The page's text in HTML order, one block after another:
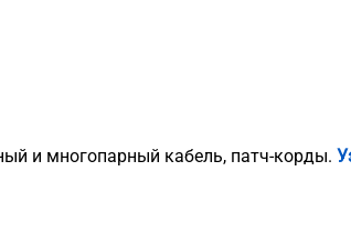
и многопарный кабель, патч-корды.